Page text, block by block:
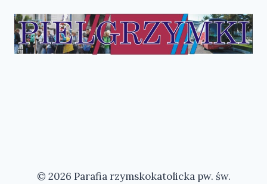
© 2026 Parafia rzymskokatolicka pw. św.